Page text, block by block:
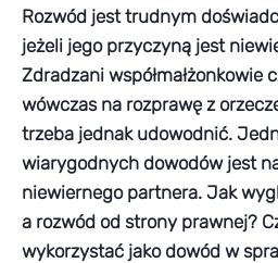
Rozwód jest trudnym
jeżeli jego przyczyną jest
Zdradzani współmałżonkowie
wówczas na rozprawę z
trzeba jednak udowodnić.
wiarygodnych dowodów jest
niewiernego partnera. Jak
a rozwód od strony prawnej?
wykorzystać jako dowód w